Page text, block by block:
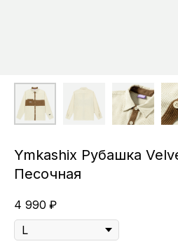
Ymkashix Рубашка
Песочная
4 990 ₽